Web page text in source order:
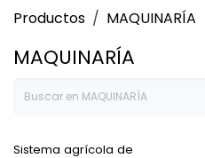
Productos MAQUINARÍA
MAQUINARÍA
Sistema agrícola de